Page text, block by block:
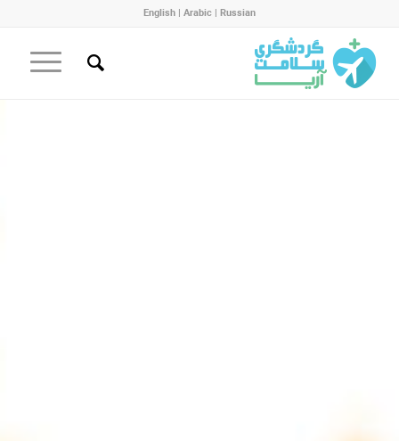
English | Arabic | Russian